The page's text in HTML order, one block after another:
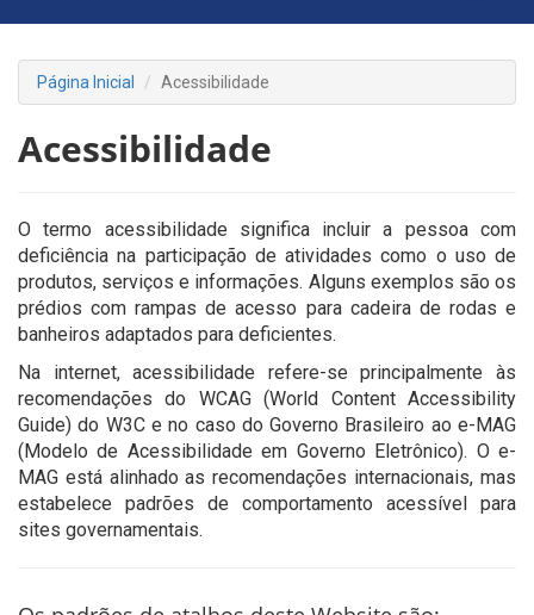
Página Inicial Acessibilidade
Acessibilidade
O termo acessibilidade significa incluir a pessoa com
deficiência na participação de atividades como o uso de
produtos, serviços e informações. Alguns exemplos são os
prédios com rampas de acesso para cadeira de rodas e
banheiros adaptados para deficientes.
Na internet, acessibilidade refere-se principalmente às
recomendações do WCAG (World Content Accessibility
Guide) do W3C e no caso do Governo Brasileiro ao e-MAG
(Modelo de Acessibilidade em Governo Eletrônico). O e-
MAG está alinhado as recomendações internacionais, mas
estabelece padrões de comportamento acessível para
sites governamentais.